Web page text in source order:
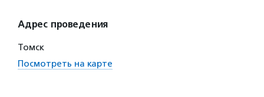
Адрес проведения
Томск
Посмотреть на карте